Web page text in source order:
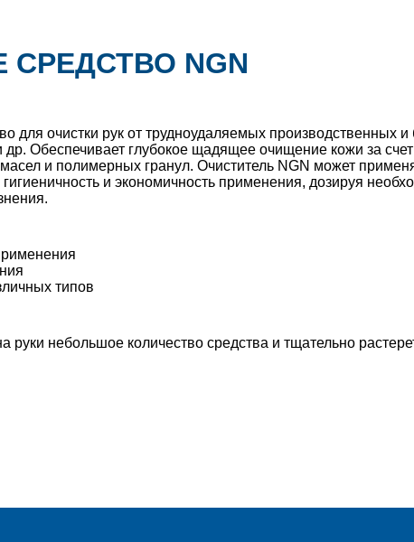
NGN
для очистки рук от трудноудаляемых производственных
Обеспечивает глубокое щадящее очищение кожи за
и полимерных гранул. Очиститель NGN может
и экономичность применения, дозируя
типов
руки небольшое количество средства и тщательно